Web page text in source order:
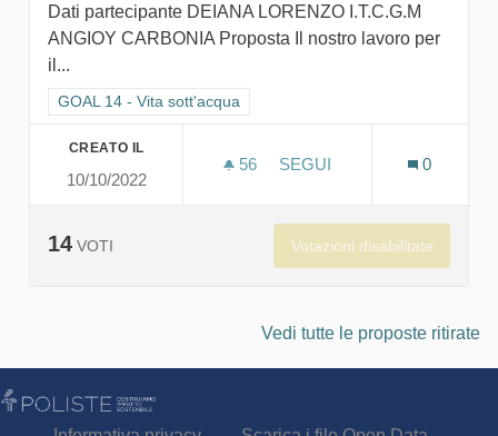
Dati partecipante DEIANA LORENZO I.T.C.G.M
ANGIOY CARBONIA Proposta Il nostro lavoro per
il...
Filtra i risultati per categoria: GOAL 14 - Vita sott'acqua
GOAL 14 - Vita sott'acqua
CREATO IL
10/10/2022
56 56 SOSTENITORI
SEGUI
0
14 VOTI Votazioni disabilitate
Vedi tutte le proposte ritirate